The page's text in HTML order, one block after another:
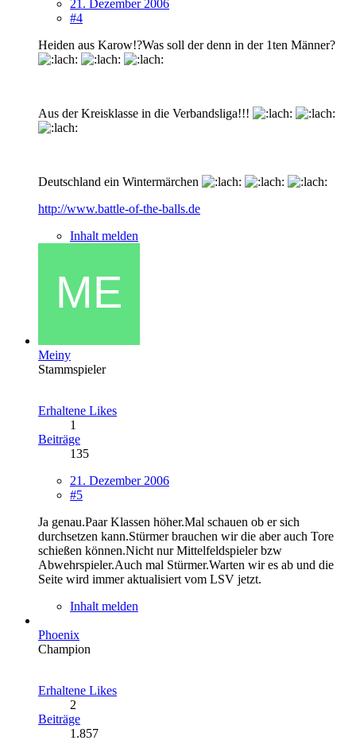
21. Dezember 2006
#4
Heiden aus Karow!?Was soll der denn in der 1ten Männer?
Aus der Kreisklasse in die Verbandsliga!!!
Deutschland ein Wintermärchen
http://www.battle-of-the-balls.de
Inhalt melden
Meiny
Stammspieler
Erhaltene Likes
1
Beiträge
135
21. Dezember 2006
#5
Ja genau.Paar Klassen höher.Mal schauen ob er sich
durchsetzen kann.Stürmer brauchen wir die aber auch Tore
schießen können.Nicht nur Mittelfeldspieler bzw
Abwehrspieler.Auch mal Stürmer.Warten wir es ab und die
Seite wird immer aktualisiert vom LSV jetzt.
Inhalt melden
Phoenix
Champion
Erhaltene Likes
2
Beiträge
1.857